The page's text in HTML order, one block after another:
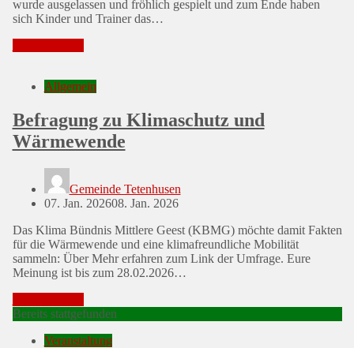
wurde ausgelassen und fröhlich gespielt und zum Ende haben
sich Kinder und Trainer das…
Allgemein
Befragung zu Klimaschutz und
Wärmewende
Gemeinde Tetenhusen
Posted
07. Jan. 202608. Jan. 2026
Das Klima Bündnis Mittlere Geest (KBMG) möchte damit Fakten
für die Wärmewende und eine klimafreundliche Mobilität
sammeln: Über Mehr erfahren zum Link der Umfrage. Eure
Meinung ist bis zum 28.02.2026…
Bereits stattgefunden
Veranstaltung